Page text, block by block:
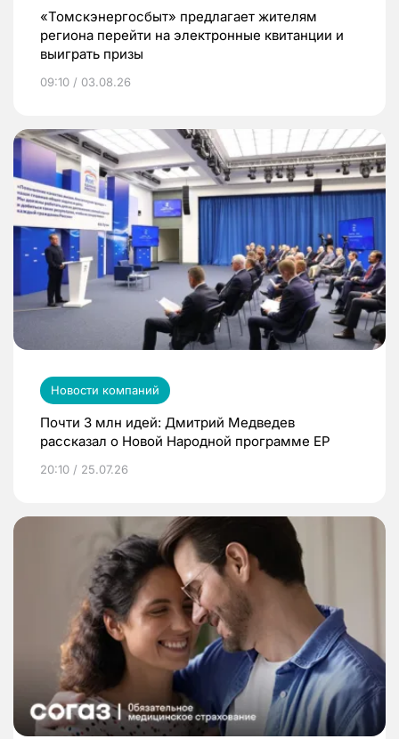
«Томскэнергосбыт» предлагает жителям
региона перейти на электронные квитанции и
выиграть призы
09:10 / 03.08.26
Новости компаний
Почти 3 млн идей: Дмитрий Медведев
рассказал о Новой Народной программе ЕР
20:10 / 25.07.26